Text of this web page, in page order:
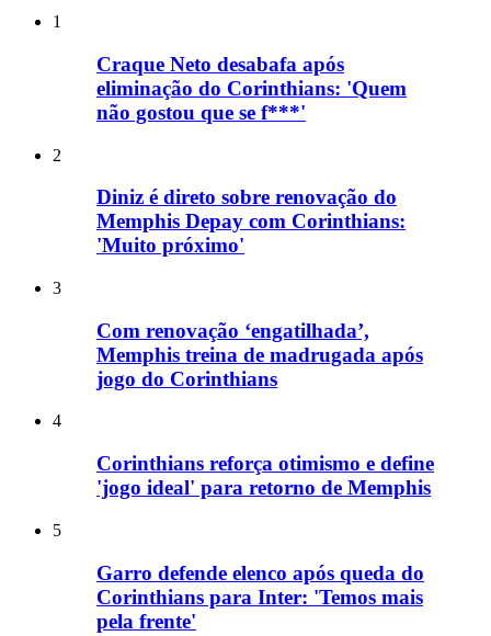
1
Craque Neto desabafa após
eliminação do Corinthians: 'Quem
não gostou que se f***'
2
Diniz é direto sobre renovação do
Memphis Depay com Corinthians:
'Muito próximo'
3
Com renovação ‘engatilhada’,
Memphis treina de madrugada após
jogo do Corinthians
4
Corinthians reforça otimismo e define
'jogo ideal' para retorno de Memphis
5
Garro defende elenco após queda do
Corinthians para Inter: 'Temos mais
pela frente'